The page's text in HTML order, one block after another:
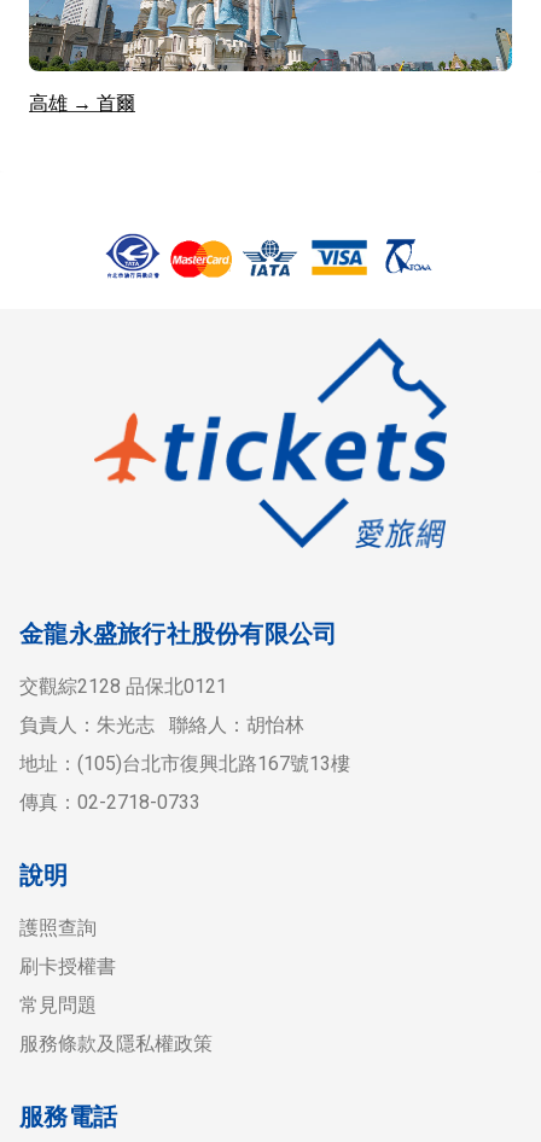
高雄 → 首爾
金龍永盛旅行社股份有限公司
交觀綜2128 品保北0121
負責人：朱光志 聯絡人：胡怡林
地址：(105)台北市復興北路167號13樓
傳真：02-2718-0733
說明
護照查詢
刷卡授權書
常見問題
服務條款及隱私權政策
服務電話